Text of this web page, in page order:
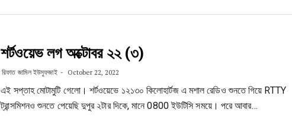
শর্টওয়েভ লগ অক্টোবর ২২ (৩)
রিফাত জামিল ইউসুফজাই October 22, 2022
এই সপ্তাহ মোটামুটি গেলো। শর্টওয়েভে ১২১৩০ কিলোহার্টজ এ মশাল রেডিও শুনতে গিয়ে RTTY
ট্রান্সমিশনও শুনতে পেয়েছি দুপুর ২টার দিকে, মানে 0800 ইউটিসি সময়ে। পরে আবার…